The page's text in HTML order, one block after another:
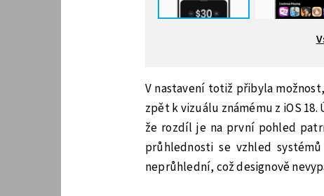
V nastavení totiž přibyla
zpět k vizuálu známému z iOS
že rozdíl je na první pohled
průhlednosti se vzhled
neprůhlední, což designově